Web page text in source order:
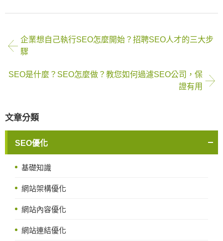
企業想自己執行SEO怎麼開始？招聘SEO人才的三大步
驟
SEO是什麼？SEO怎麼做？教您如何過濾SEO公司，保
證有用
文章分類
SEO優化
基礎知識
網站架構優化
網站內容優化
網站連結優化